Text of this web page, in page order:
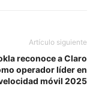
Artículo siguiente
reconoce a Claro
operador líder en
móvil 2025